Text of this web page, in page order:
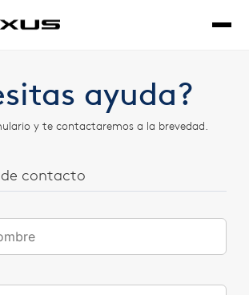
principal
ayuda?
y te contactaremos a la brevedad.
contacto